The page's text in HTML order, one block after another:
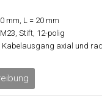
mm, L = 20 mm
Stift, 12-polig
Kabelausgang axial und